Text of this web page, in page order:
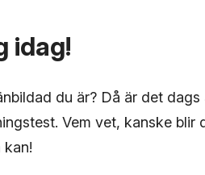
idag!
du är? Då är det
Vem vet, kanske blir